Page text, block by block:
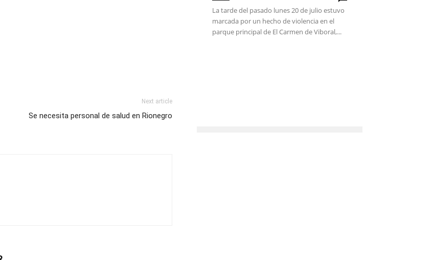
Next article
Se necesita personal de salud en Rionegro
La tarde del pasado lunes 20 de julio estuvo
marcada por un hecho de violencia en el
parque principal de El Carmen de Viboral,...